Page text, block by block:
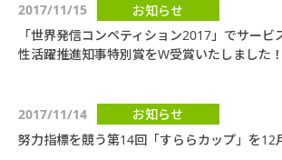
2017/11/15
お知らせ
「世界発信コンペティション2017」でサー
性活躍推進知事特別賞をW受賞いたしました！
2017/11/14
お知らせ
努力指標を競う第14回「すららカップ」を12